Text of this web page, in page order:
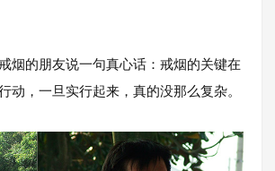
的朋友说一句真心话：戒烟的关键在
动，一旦实行起来，真的没那么复杂。